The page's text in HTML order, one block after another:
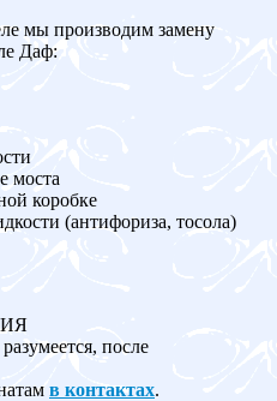
мы производим замену
Даф:
моста
коробке
(антифориза, тосола)
после
в контактах.